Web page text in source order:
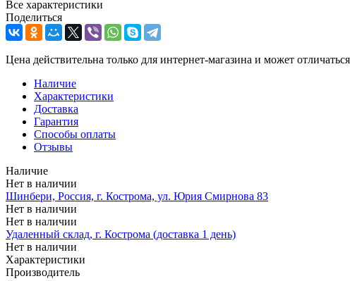
Все характеристики
Поделиться
Цена действительна только для интернет-магазина и может
Наличие
Характеристики
Доставка
Гарантия
Способы оплаты
Отзывы
Наличие
Нет в наличии
Шинбери, Россия, г. Кострома, ул. Юрия Смирнова 83
Нет в наличии
Нет в наличии
Удаленный склад, г. Кострома (доставка 1 день)
Нет в наличии
Характеристики
Производитель